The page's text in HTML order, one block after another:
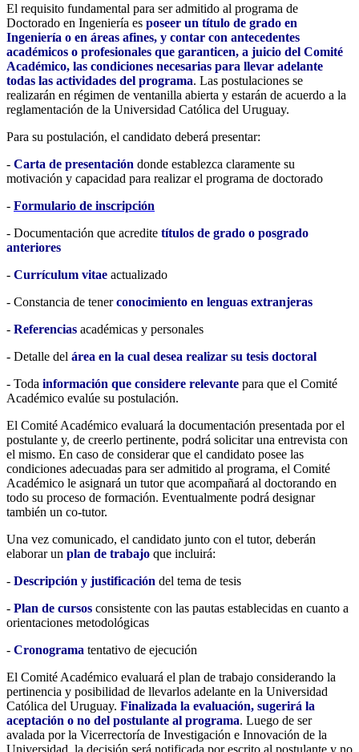
El requisito fundamental para ser admitido al programa de
Doctorado en Ingeniería es poseer un título de grado en
Ingeniería o en áreas afines, y contar con antecedentes
académicos o profesionales que garanticen, a juicio del Comité
Académico, las condiciones necesarias para llevar adelante
todas las actividades del programa. Las postulaciones se
realizarán en régimen de ventanilla abierta y estarán de acuerdo a la
reglamentación de la Universidad Católica del Uruguay.
Para su postulación, el candidato deberá presentar:
- Carta de presentación donde establezca claramente su
motivación y capacidad para realizar el programa de doctorado
- Formulario de inscripción
- Documentación que acredite títulos de grado o posgrado
anteriores
- Currículum vitae actualizado
- Constancia de tenerconocimiento en lenguas extranjeras
- Referencias académicas y personales
- Detalle del área en la cual desea realizar su tesis doctoral
- Toda información que considere relevante para que el Comité
Académico evalúe su postulación.
El Comité Académico evaluará la documentación presentada por el
postulante y, de creerlo pertinente, podrá solicitar una entrevista con
el mismo. En caso de considerar que el candidato posee las
condiciones adecuadas para ser admitido al programa, el Comité
Académico le asignará un tutor que acompañará al doctorando en
todo su proceso de formación. Eventualmente podrá designar
también un co-tutor.
Una vez comunicado, el candidato junto con el tutor, deberán
elaborar un plan de trabajo que incluirá:
- Descripción y justificación del tema de tesis
- Plan de cursos consistente con las pautas establecidas en cuanto a
orientaciones metodológicas
- Cronograma tentativo de ejecución
El Comité Académico evaluará el plan de trabajo considerando la
pertinencia y posibilidad de llevarlos adelante en la Universidad
Católica del Uruguay. Finalizada la evaluación, sugerirá la
aceptación o no del postulante al programa. Luego de ser
avalada por la Vicerrectoría de Investigación e Innovación de la
Universidad, la decisión será notificada por escrito al postulante y no